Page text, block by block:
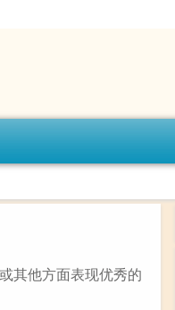
其他方面表现优秀的